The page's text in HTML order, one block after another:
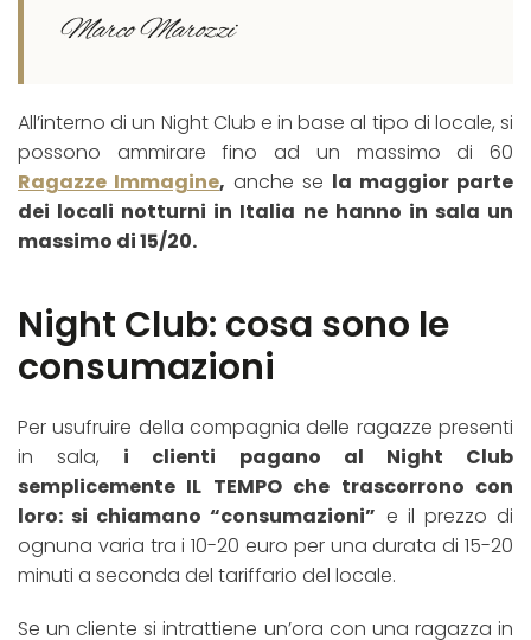
Marco Marozzi
All’interno di un Night Club e in base al tipo di locale, si
possono ammirare fino ad un massimo di 60
Ragazze Immagine, anche se la maggior parte
dei locali notturni in Italia ne hanno in sala un
massimo di 15/20.
Night Club: cosa sono le
consumazioni
Per usufruire della compagnia delle ragazze presenti
in sala, i clienti pagano al Night Club
semplicemente IL TEMPO che trascorrono con
loro: si chiamano “consumazioni” e il prezzo di
ognuna varia tra i 10-20 euro per una durata di 15-20
minuti a seconda del tariffario del locale.
Se un cliente si intrattiene un’ora con una ragazza in